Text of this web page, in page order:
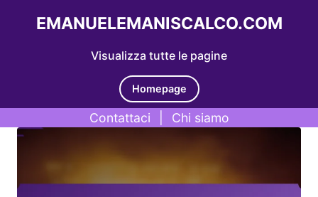
Visualizza tutte le pagine
EMANUELEMANISCALCO.COM
Homepage
Contattaci Chi siamo
Skip to content